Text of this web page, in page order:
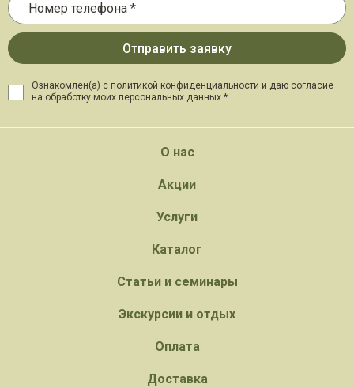
Ознакомлен(а) с политикой конфиденциальности и даю согласие
на обработку моих персональных данных *
О нас
Акции
Услуги
Каталог
Статьи и семинары
Экскурсии и отдых
Оплата
Доставка